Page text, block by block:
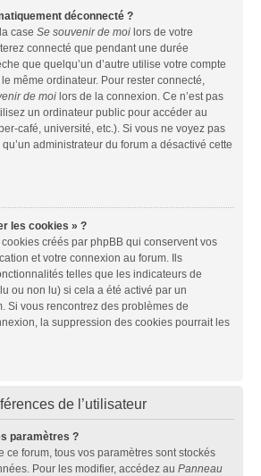
déconnecté ?
case Se souvenir de moi lors de votre
connecté que pendant une durée
que quelqu’un d’autre utilise votre compte
même ordinateur. Pour rester connecté,
de moi lors de la connexion. Ce n’est pas
un ordinateur public pour accéder au
café, université, etc.). Si vous ne voyez pas
administrateur du forum a désactivé cette
les cookies » ?
créés par phpBB qui conservent vos
et votre connexion au forum. Ils
telles que les indicateurs de
ou non lu) si cela a été activé par un
Si vous rencontrez des problèmes de
la suppression des cookies pourrait les
de l’utilisateur
paramètres ?
ce forum, tous vos paramètres sont stockés
Pour les modifier, accédez au Panneau